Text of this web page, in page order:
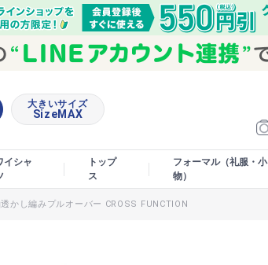
大きいサイズ
SizeMAX
イシャ
トップ
ス
フォーマル（礼服・小
物）
透かし編みプルオーバー CROSS FUNCTION